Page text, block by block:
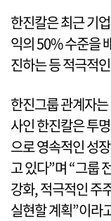
한진칼은 최근 기
익의 50% 수준을
진하는 등 적극적
한진그룹 관계자
사인 한진칼은 투
으로 영속적인 성
고 있다”며 “그룹
강화, 적극적인 주
실현할 계획”이라